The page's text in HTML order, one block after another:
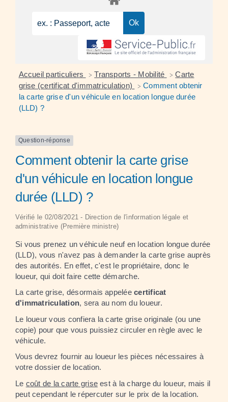
Accueil particuliers > Transports - Mobilité > Carte
grise (certificat d'immatriculation)
> Comment obtenir
la carte grise d'un véhicule en location longue durée
(LLD) ?
Question-réponse
Comment obtenir la carte grise
d'un véhicule en location longue
durée (LLD) ?
Vérifié le 02/08/2021 - Direction de l'information légale et
administrative (Première ministre)
Si vous prenez un véhicule neuf en location longue durée
(LLD), vous n'avez pas à demander la carte grise auprès
des autorités. En effet, c'est le propriétaire, donc le
loueur, qui doit faire cette démarche.
La carte grise, désormais appeléecertificat
d'immatriculation, sera au nom du loueur.
Le loueur vous confiera la carte grise originale (ou une
copie) pour que vous puissiez circuler en règle avec le
véhicule.
Vous devrez fournir au loueur les pièces nécessaires à
votre dossier de location.
Le coût de la carte grise est à la charge du loueur, mais il
peut cependant le répercuter sur le prix de la location.